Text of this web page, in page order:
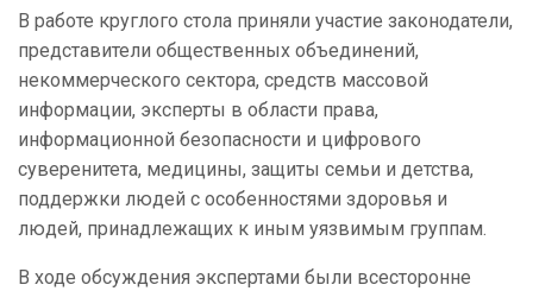
В работе круглого стола приняли участие законодатели,
представители общественных объединений,
некоммерческого сектора, средств массовой
информации, эксперты в области права,
информационной безопасности и цифрового
суверенитета, медицины, защиты семьи и детства,
поддержки людей с особенностями здоровья и
людей, принадлежащих к иным уязвимым группам.
В ходе обсуждения экспертами были всесторонне